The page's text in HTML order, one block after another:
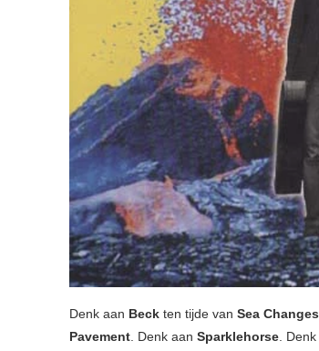
Denk aan Beck ten tijde van Sea Changes
Pavement . Denk aan Sparklehorse .